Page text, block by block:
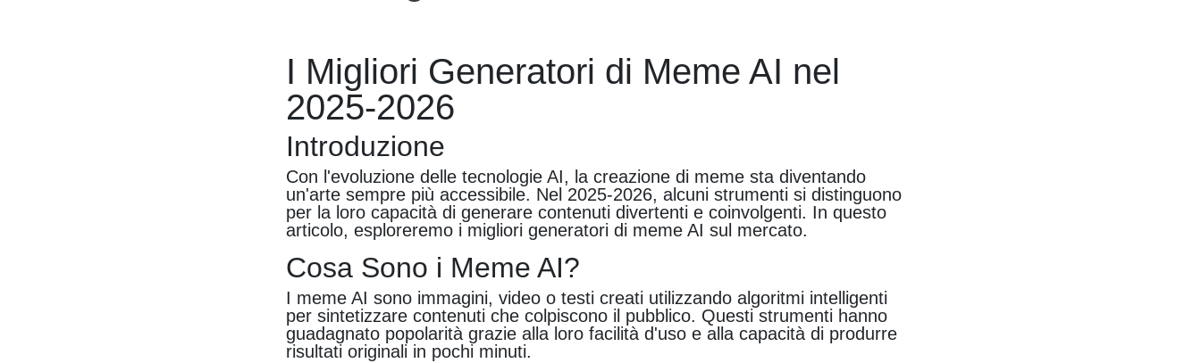
I Migliori Generatori di Meme AI nel
2025-2026
Introduzione
Con l'evoluzione delle tecnologie AI, la creazione di meme sta diventando
un'arte sempre più accessibile. Nel 2025-2026, alcuni strumenti si distinguono
per la loro capacità di generare contenuti divertenti e coinvolgenti. In questo
articolo, esploreremo i migliori generatori di meme AI sul mercato.
Cosa Sono i Meme AI?
I meme AI sono immagini, video o testi creati utilizzando algoritmi intelligenti
per sintetizzare contenuti che colpiscono il pubblico. Questi strumenti hanno
guadagnato popolarità grazie alla loro facilità d'uso e alla capacità di produrre
risultati originali in pochi minuti.